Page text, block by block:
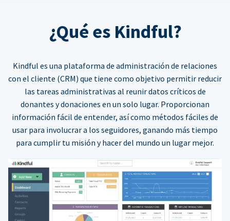
¿Qué es Kindful?
Kindful es una plataforma de administración de relaciones
con el cliente (CRM) que tiene como objetivo permitir reducir
las tareas administrativas al reunir datos críticos de
donantes y donaciones en un solo lugar. Proporcionan
información fácil de entender, así como métodos fáciles de
usar para involucrar a los seguidores, ganando más tiempo
para cumplir tu misión y hacer del mundo un lugar mejor.